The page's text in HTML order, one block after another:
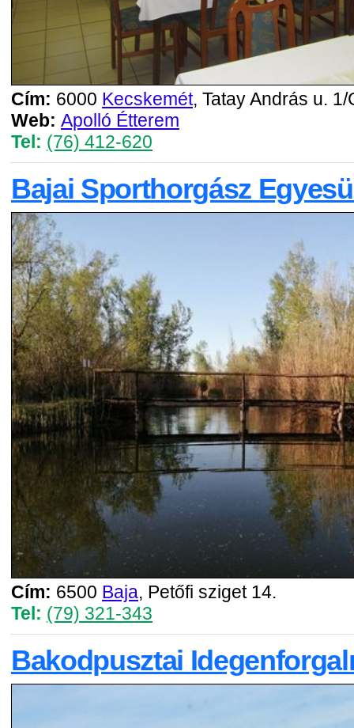
Cím: 6000 Kecskemét, Tatay András u. 1/
Web: Apolló Étterem
Tel: (76) 412-620
Bajai Sporthorgász
Cím: 6500 Baja, Petőfi sziget 14.
Tel: (79) 321-343
Bakodpusztai